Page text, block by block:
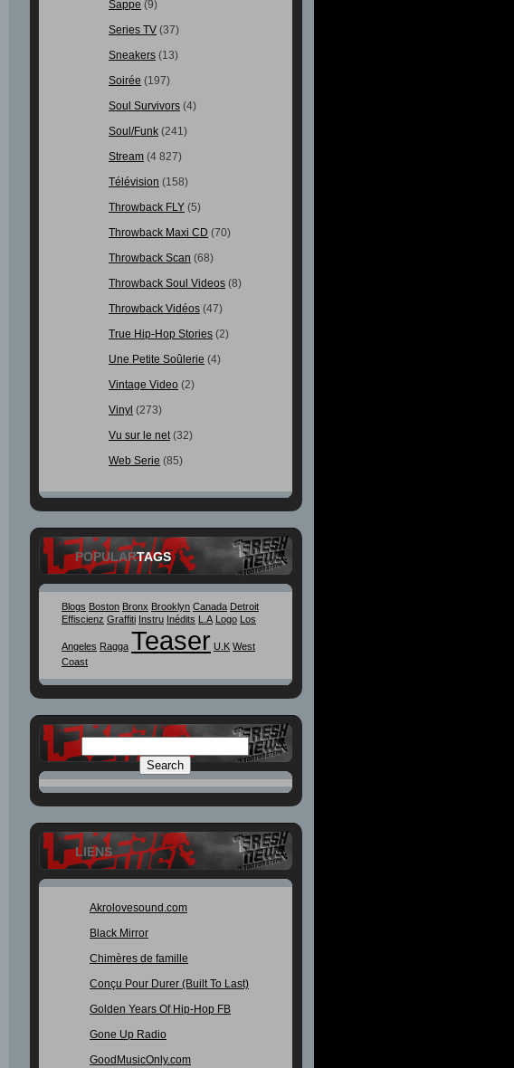
Sappe (9)
Series TV (37)
Sneakers (13)
Soirée (197)
Soul Survivors (4)
Soul/Funk (241)
Stream (4 827)
Télévision (158)
Throwback FLY (5)
Throwback Maxi CD (70)
Throwback Scan (68)
Throwback Soul Videos (8)
Throwback Vidéos (47)
True Hip-Hop Stories (2)
Une Petite Soûlerie (4)
Vintage Video (2)
Vinyl (273)
Vu sur le net(32)
Web Serie (85)
POPULARTAGS
Blogs Boston Bronx Brooklyn Canada Detroit
Effiscienz Graffiti Instru Inédits L.A Logo Los
Angeles Ragga Teaser U.K West
Coast
LIENS
Akrolovesound.com
Black Mirror
Chimères de famille
Conçu Pour Durer (Built To Last)
Golden Years Of Hip-Hop FB
Gone Up Radio
GoodMusicOnly.com